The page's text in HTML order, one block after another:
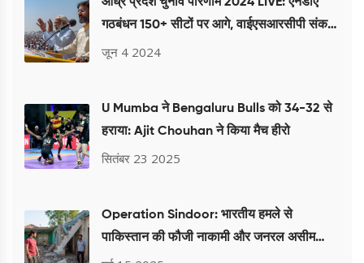
गठबंधन 150+ सीटों पर आगे, वाईएसआरसीपी संकट
में
जून 4 2024
U Mumba ने Bengaluru Bulls को 34-32 से
हराया: Ajit Chouhan ने किया मैच हीरो
सितंबर 23 2025
Operation Sindoor: भारतीय हमले से
पाकिस्तान की फौजी नाकामी और जनरल असीम